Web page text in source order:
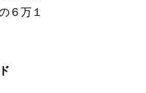
６万１